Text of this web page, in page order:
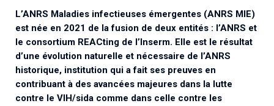
L’ANRS Maladies infectieuses émergentes (ANRS MIE)
est née en 2021 de la fusion de deux entités : l’ANRS et
le consortium REACting de l’Inserm. Elle est le résultat
d’une évolution naturelle et nécessaire de l’ANRS
historique, institution qui a fait ses preuves en
contribuant à des avancées majeures dans la lutte
contre le VIH/sida comme dans celle contre les